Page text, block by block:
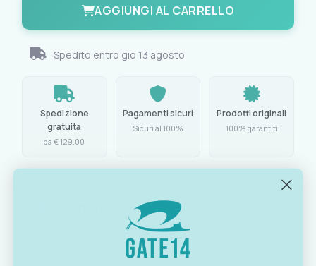
AGGIUNGI AL CARRELLO
Spedito entro gio 13 agosto
Spedizione
gratuita
da € 129,00
Pagamenti sicuri
Sicuri al 100%
Prodotti originali
100% garantiti
Caratteristiche principali
filtro a carboni attivi per sfiato serbatoio
acque nere